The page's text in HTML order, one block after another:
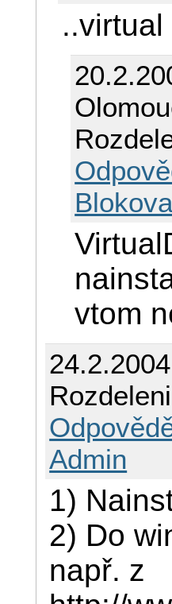
vtom
Admin
1)
2) Do
např. z